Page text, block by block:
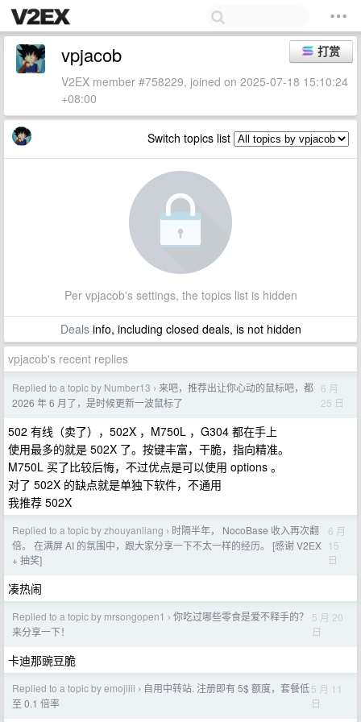
打赏
vpjacob
V2EX member #758229, joined on 2025-07-18 15:10:24
+08:00
Switch topics list
Per vpjacob's settings, the topics list is hidden
Dealsinfo, including closed deals, is not hidden
vpjacob's recent replies
Replied to a topic by Number13 › 来吧，推荐出让你心动的鼠标吧，都
2026 年 6 月了，是时候更新一波鼠标了
6 月
25 日
502 有线（卖了），502X ，M750L ，G304 都在手上
使用最多的就是 502X 了。按键丰富，干脆，指向精准。
M750L 买了比较后悔，不过优点是可以使用 options 。
对了 502X 的缺点就是单独下软件，不通用
我推荐 502X
Replied to a topic by zhouyanliang › 时隔半年， NocoBase 收入再次翻
倍。 在满屏 AI 的氛围中，跟大家分享一下不太一样的经历。 [感谢 V2EX
+ 抽奖]
6 月
15
日
凑热闹
Replied to a topic by mrsongopen1 › 你吃过哪些零食是爱不释手的？
来分享一下！
5 月 20
日
卡迪那豌豆脆
Replied to a topic by emojiiii › 自用中转站. 注册即有 5$ 额度，套餐低
至 0.1 倍率
5 月 11
日